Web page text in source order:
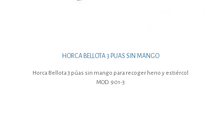
HORCA BELLOTA 3 PUAS SIN MANGO
Horca Bellota 3 púas sin mango para recoger heno y estiércol
MOD. 901-3